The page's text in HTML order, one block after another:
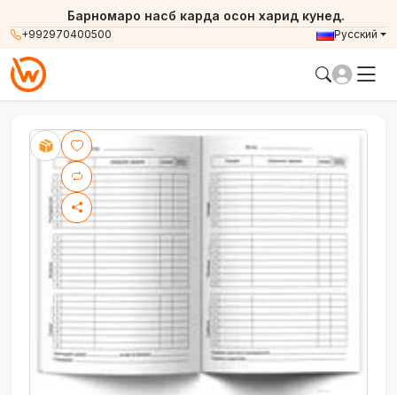
+992970400500
Барномаро насб карда осон харид кунед.
Русский